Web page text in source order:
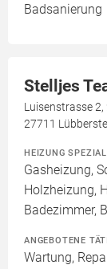
Badsanierung
Stelljes
Luisenstrasse
27711
HEIZUNG
Gasheizung,
Holzheizung,
Badezimmer,
ANGEBOTENE
Wartung,